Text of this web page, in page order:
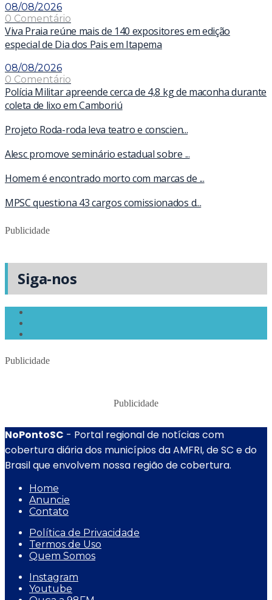
08/08/2026
0 Comentário
Viva Praia reúne mais de 140 expositores em edição
especial de Dia dos Pais em Itapema
08/08/2026
0 Comentário
Polícia Militar apreende cerca de 4,8 kg de maconha durante
coleta de lixo em Camboriú
Projeto Roda-roda leva teatro e conscien...
Alesc promove seminário estadual sobre ...
Homem é encontrado morto com marcas de ...
MPSC questiona 43 cargos comissionados d...
Publicidade
Siga-nos
Publicidade
Publicidade
NoPontoSC - Portal regional de notícias com
cobertura diária dos municípios da AMFRI, de SC e do
Brasil que envolvem nossa região de cobertura.
Home
Anuncie
Contato
Política de Privacidade
Termos de Uso
Quem Somos
Instagram
Youtube